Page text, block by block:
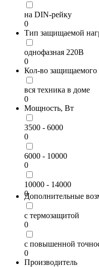
на DIN-рейку
0
Тип защищаемой
однофазная 220В
0
Кол-во защищаемого
вся техника в доме
0
Мощность, Вт
3500 - 6000
0
6000 - 10000
0
10000 - 14000
0
Дополнительные
с термозащитой
0
с повышенной
0
Производитель